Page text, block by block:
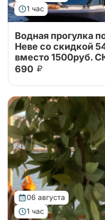
1 час
Прогулки по рекам и
скидкой!
Водная прогулка
Неве со скидкой
вместо 1500руб.
690
06 августа
1 час